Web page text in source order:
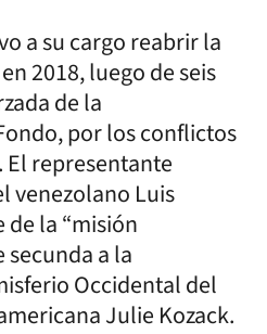
a su cargo reabrir la
2018, luego de seis
de la
por los conflictos
representante
venezolano Luis
la “misión
secunda a la
Occidental del
Julie Kozack.